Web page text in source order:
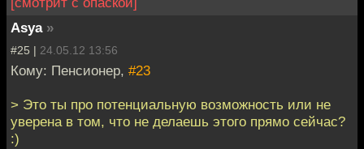
Asya »
#25 | 24.05.12 13:56
Кому: Пенсионер, #23
> Это ты про потенциальную возможность или не
уверена в том, что не делаешь этого прямо сейчас?
:)